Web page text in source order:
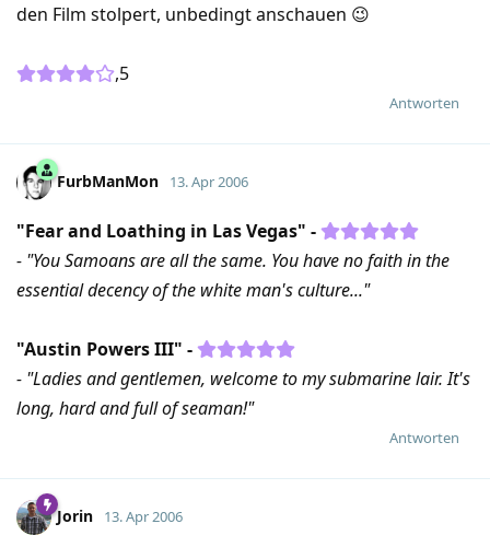
den Film stolpert, unbedingt anschauen 😉
,5
Antworten
FurbManMon 13. Apr 2006
"Fear and Loathing in Las Vegas" -
- "You Samoans are all the same. You have no faith in the
essential decency of the white man's culture..."
"Austin Powers III" -
- "Ladies and gentlemen, welcome to my submarine lair. It's
long, hard and full of seaman!"
Antworten
Jorin 13. Apr 2006